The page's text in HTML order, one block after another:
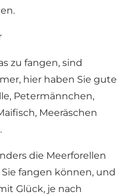
zu fangen, sind
hier haben Sie gute
Petermännchen,
Meeräschen
die Meerforellen
fangen können, und
Glück, je nach